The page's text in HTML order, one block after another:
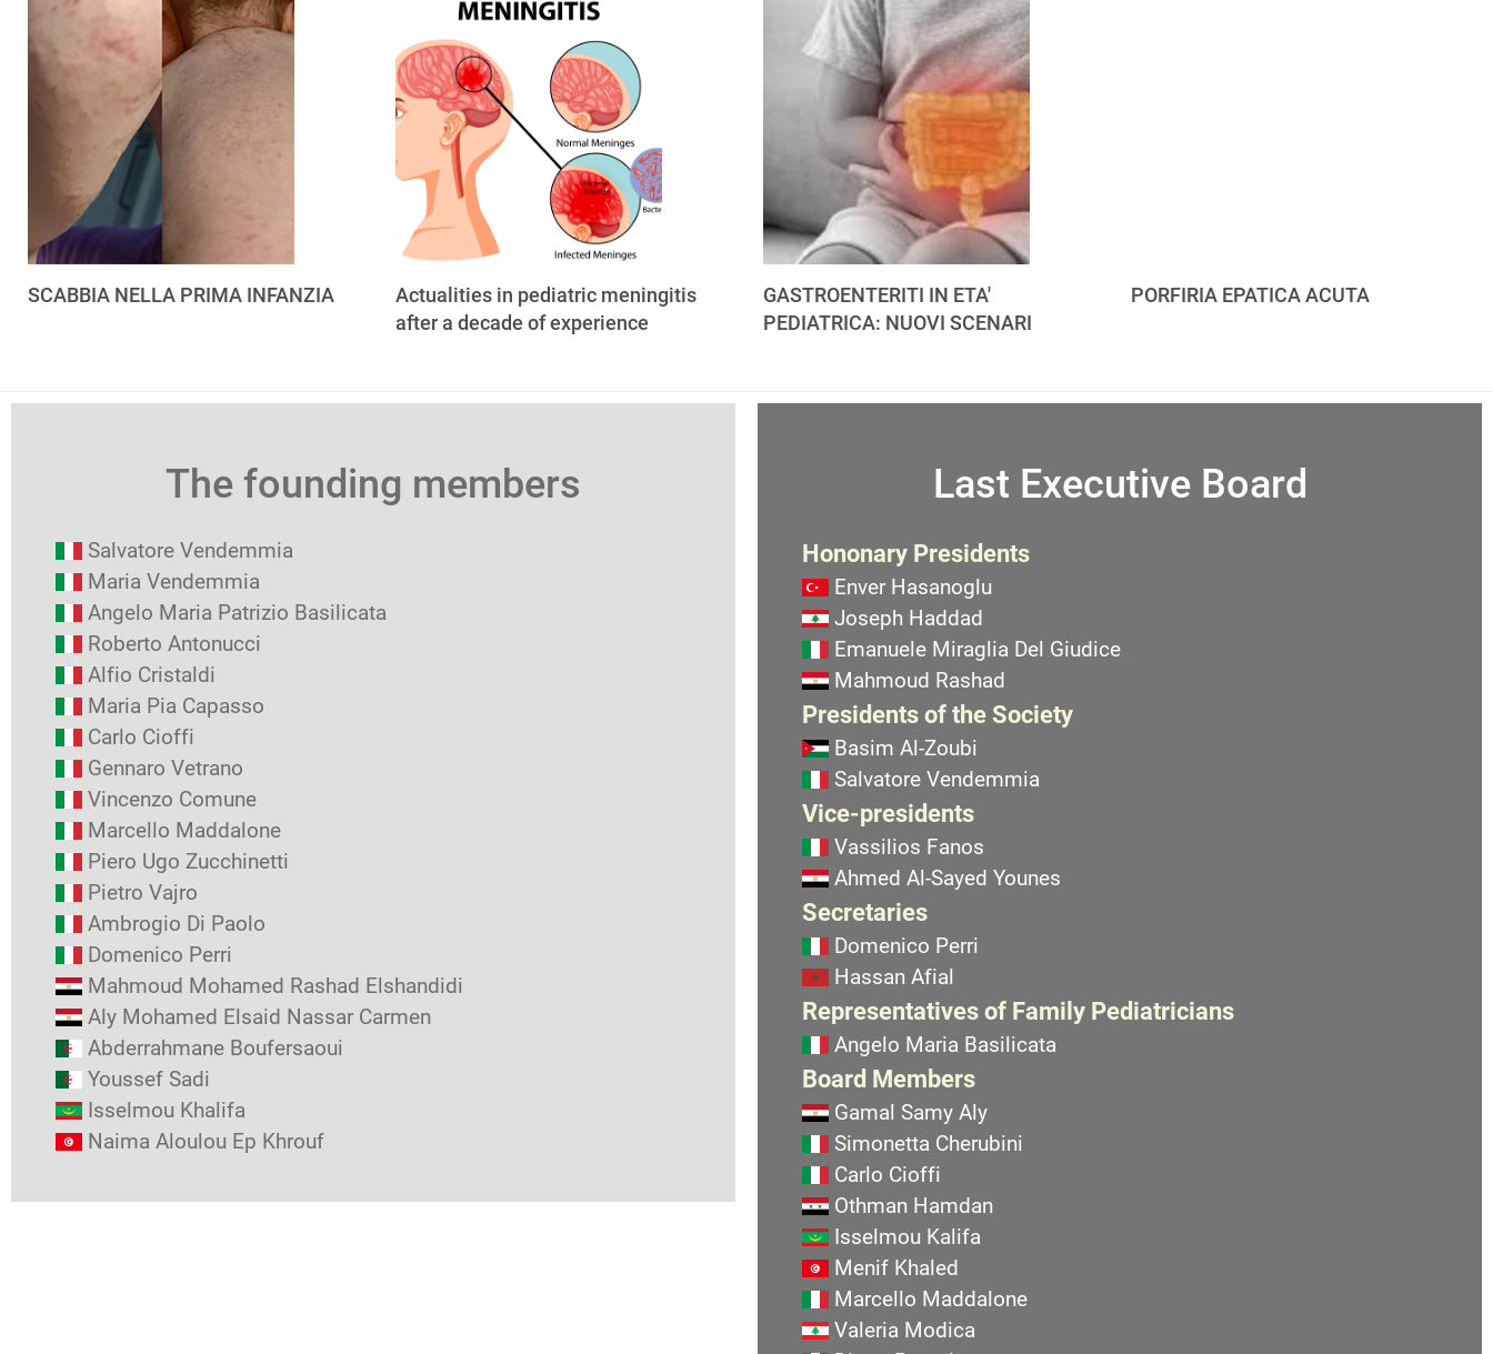
SCABBIA NELLA PRIMA INFANZIA
Actualities in pediatric meningitis
after a decade of experience
GASTROENTERITI IN ETA'
PEDIATRICA: NUOVI SCENARI
PORFIRIA EPATICA ACUTA
The founding members
Salvatore Vendemmia
Maria Vendemmia
Angelo Maria Patrizio Basilicata
Roberto Antonucci
Alfio Cristaldi
Maria Pia Capasso
Carlo Cioffi
Gennaro Vetrano
Vincenzo Comune
Marcello Maddalone
Piero Ugo Zucchinetti
Pietro Vajro
Ambrogio Di Paolo
Domenico Perri
Mahmoud Mohamed Rashad Elshandidi
Aly Mohamed Elsaid Nassar Carmen
Abderrahmane Boufersaoui
Youssef Sadi
Isselmou Khalifa
Naima Aloulou Ep Khrouf
Last Executive Board
Hononary Presidents
Enver Hasanoglu
Joseph Haddad
Emanuele Miraglia Del Giudice
Mahmoud Rashad
Presidents of the Society
Basim Al-Zoubi
Salvatore Vendemmia
Vice-presidents
Vassilios Fanos
Ahmed Al-Sayed Younes
Secretaries
Domenico Perri
Hassan Afial
Representatives of Family Pediatricians
Angelo Maria Basilicata
Board Members
Gamal Samy Aly
Simonetta Cherubini
Carlo Cioffi
Othman Hamdan
Isselmou Kalifa
Menif Khaled
Marcello Maddalone
Valeria Modica